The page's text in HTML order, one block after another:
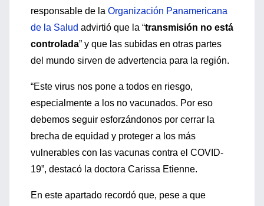
responsable de la Organización Panamericana
de la Salud advirtió que la “transmisión no está
controlada” y que las subidas en otras partes
del mundo sirven de advertencia para la región.
“Este virus nos pone a todos en riesgo,
especialmente a los no vacunados. Por eso
debemos seguir esforzándonos por cerrar la
brecha de equidad y proteger a los más
vulnerables con las vacunas contra el COVID-
19”, destacó la doctora Carissa Etienne.
En este apartado recordó que, pese a que